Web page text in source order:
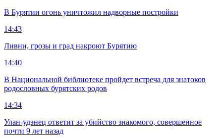
В Бурятии огонь уничтожил надворные постройки
14:43
Ливни, грозы и град накроют Бурятию
14:40
В Национальной библиотеке пройдет встреча для знатоков
родословных бурятских родов
14:34
Улан-удэнец ответит за убийство знакомого, совершенное
почти 9 лет назад